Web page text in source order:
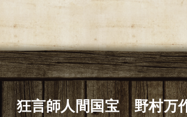
狂言師人間国宝 野村万